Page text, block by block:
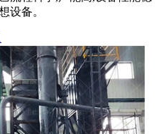
设备。